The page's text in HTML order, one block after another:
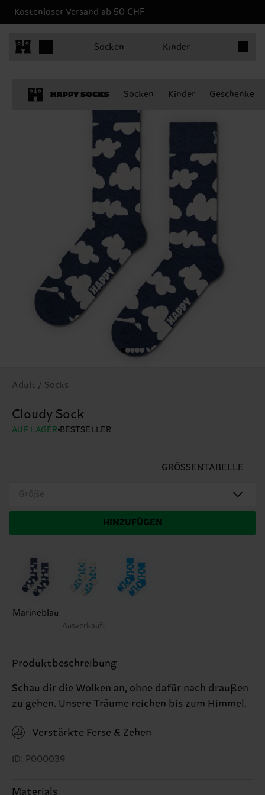
Kostenloser Versand ab 50 CHF
Socken Kinder
Socken Kinder Geschenke
Adult / Socks
Cloudy Sock
AUF LAGER BESTSELLER
GRÖSSENTABELLE
Größe
HINZUFÜGEN
Marineblau
Ausverkauft
Produktbeschreibung
Schau dir die Wolken an, ohne dafür nach draußen
zu gehen. Unsere Träume reichen bis zum Himmel.
Verstärkte Ferse & Zehen
ID: P000039
Materials